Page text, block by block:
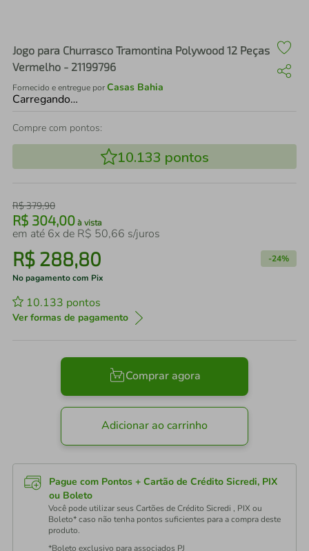
Jogo para Churrasco Tramontina Polywood 12 Peças
Vermelho - 21199796
Fornecido e entregue porCasas Bahia
Carregando…
Compre com pontos:
10.133 pontos
R$379,90
R$ 304,00 à vista
em até 6x de R$ 50,66 s/juros
R$ 288,80 -24%
No pagamento com Pix
10.133 pontos
Ver formas de pagamento
Comprar agora
Adicionar ao carrinho
Pague com Pontos + Cartão de Crédito Sicredi, PIX
ou Boleto
Você pode utilizar seus Cartões de Crédito Sicredi , PIX ou
Boleto* caso não tenha pontos suficientes para a compra deste
produto.
*Boleto exclusivo para associados PJ